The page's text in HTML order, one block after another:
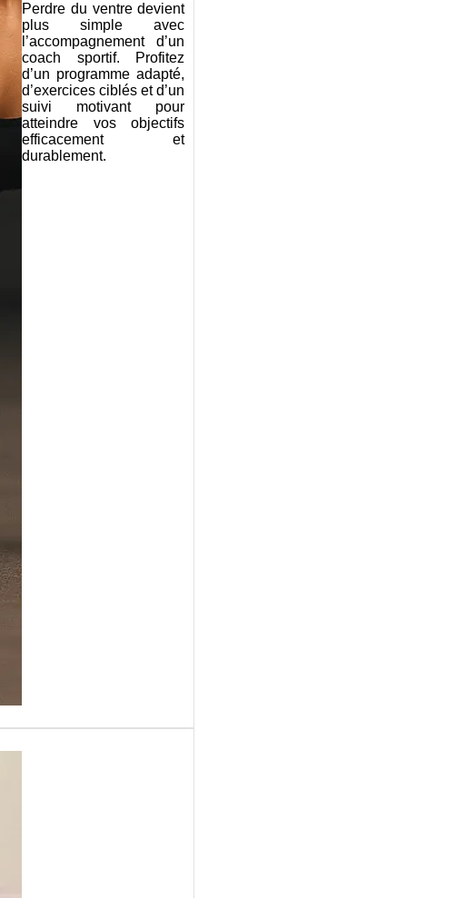
Perdre du ventre devient
plus simple avec
l’accompagnement d’un
coach sportif. Profitez
d’un programme adapté,
d’exercices ciblés et d’un
suivi motivant pour
atteindre vos objectifs
efficacement et
durablement.